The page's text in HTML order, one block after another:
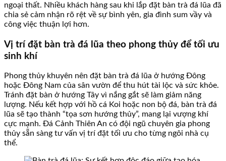
ngoại thất. Nhiều khách hàng sau khi lắp đặt bàn trà đá lũa đã
chia sẻ cảm nhận rõ rệt về sự bình yên, gia đình sum vầy và
công việc thuận lợi hơn.
Vị trí đặt bàn trà đá lũa theo phong thủy để tối ưu
sinh khí
Phong thủy khuyên nên đặt bàn trà đá lũa ở hướng Đông
hoặc Đông Nam của sân vườn để thu hút tài lộc và sức khỏe.
Tránh đặt bàn ở hướng Tây vì nắng gắt sẽ làm giảm năng
lượng. Nếu kết hợp với hồ cá Koi hoặc non bộ đá, bàn trà đá
lũa sẽ tạo thành “tọa sơn hướng thủy”, mang lại vượng khí
cực mạnh. Đá Cảnh Thiên An có đội ngũ chuyên gia phong
thủy sẵn sàng tư vấn vị trí đặt tối ưu cho từng ngôi nhà cụ
thể.